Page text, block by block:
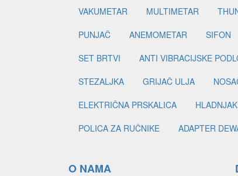
VAKUMETAR
MULTIMETAR
PUNJAČ
ANEMOMETAR SIFON
SET BRTVI
ANTI VIBRACIJSKE
STEZALJKA
GRIJAČ ULJA
ELEKTRIČNA PRSKALICA
HLADNJAK
POLICA ZA RUČNIKE
ADAPTER
O NAMA